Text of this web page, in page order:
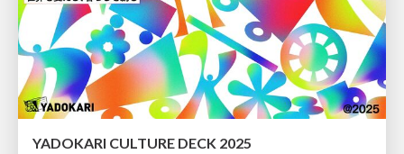
YADOKARI CULTURE DECK 2025